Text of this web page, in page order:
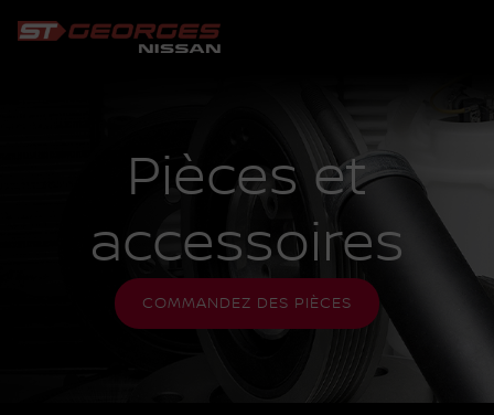
Pièces et
accessoires
COMMANDEZ DES PIÈCES